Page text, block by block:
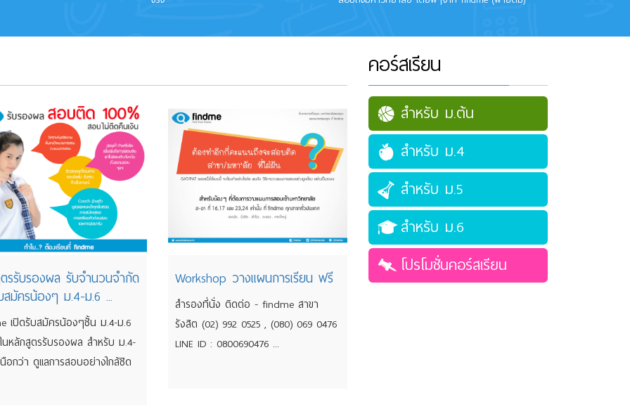
รรับรองผล รับจำนวนจำกัด
สมัครน้องๆ ม.4-ม.6 ...
เปิดรับสมัครน้องๆชั้น ม.4-ม.6
นหลักสูตรรับรองผล สำหรับ ม.4-
อกว่า ดูแลการสอบอย่างใกล้ชิด
Workshop วางแผนการเรียน ฟรี
สำรองที่นั่ง ติดต่อ - findme สาขา
รังสิต (02) 992 0525 , (080) 069 0476
LINE ID : 0800690476 ...
คอร์สเรียน
สำหรับ ม.ต้น
สำหรับ ม.4
สำหรับ ม.5
สำหรับ ม.6
โปรโมชั่นคอร์สเรียน